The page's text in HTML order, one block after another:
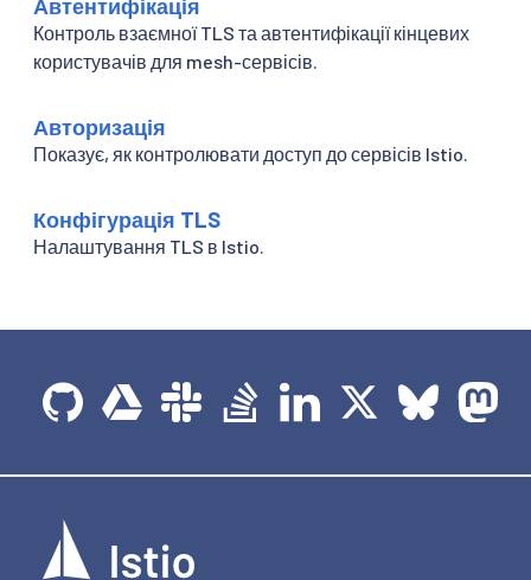
Автентифікація
Контроль взаємної TLS та автентифікації кінцевих
користувачів для mesh-сервісів.
Авторизація
Показує, як контролювати доступ до сервісів Istio.
Конфігурація TLS
Налаштування TLS в Istio.